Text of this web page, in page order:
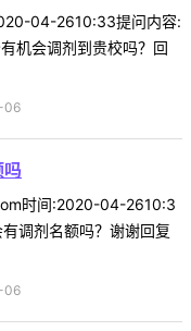
04-2610:33提问内容:
机会调剂到贵校吗？回
06
时间:2020-04-2610:3
调剂名额吗？谢谢回复
06